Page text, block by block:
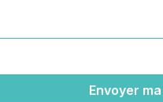
Envoyer